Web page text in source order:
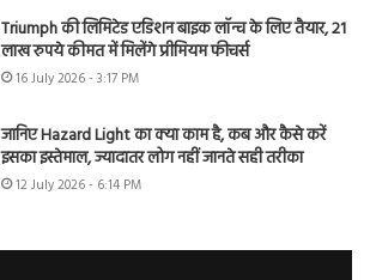
Triumph की लिमिटेड एडिशन बाइक लॉन्च के लिए तैयार, 21
लाख रुपये कीमत में मिलेंगे प्रीमियम फीचर्स
16 July 2026 - 3:17 PM
जानिए Hazard Light का क्या काम है, कब और कैसे करें
इसका इस्तेमाल, ज्यादातर लोग नहीं जानते सही तरीका
12 July 2026 - 6:14 PM